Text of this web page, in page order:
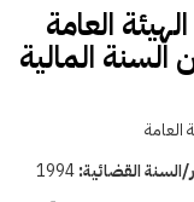
العامة
المالية
العامة
السنة القضائية:1994